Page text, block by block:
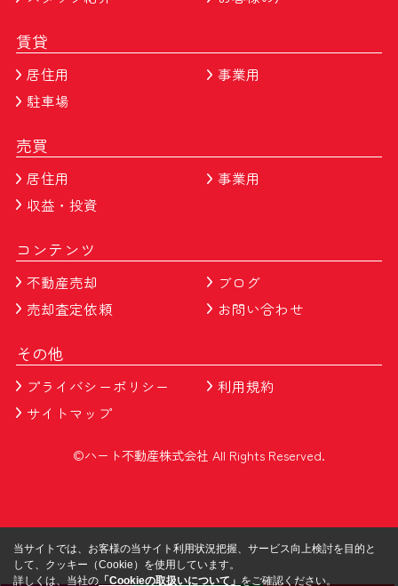
賃貸
居住用
事業用
駐車場
売買
居住用
事業用
収益・投資
コンテンツ
不動産売却
ブログ
売却査定依頼
お問い合わせ
その他
プライバシーポリシー
利用規約
サイトマップ
©ハート不動産株式会社 All Rights Reserved.
当サイトでは、お客様の当サイト利用状況把握、サービス向上検討を目的と
して、クッキー（Cookie）を使用しています。
詳しくは、当社の 「Cookieの取扱いについて」 をご確認ください。